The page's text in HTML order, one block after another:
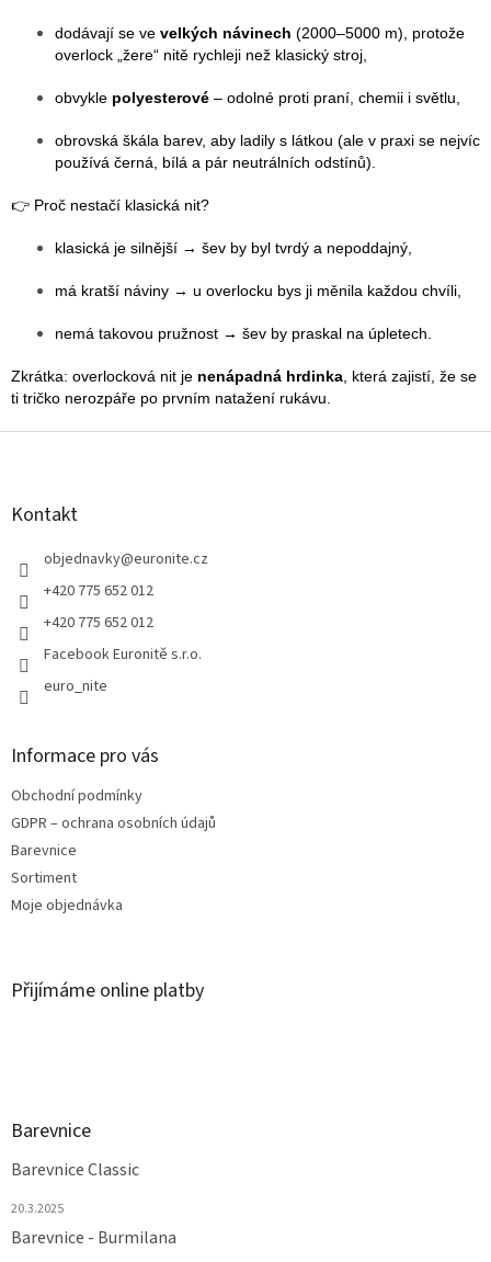
dodávají se ve velkých návinech (2000–5000 m), protože
overlock „žere“ nitě rychleji než klasický stroj,
obvykle polyesterové – odolné proti praní, chemii i světlu,
obrovská škála barev, aby ladily s látkou (ale v praxi se nejvíc
používá černá, bílá a pár neutrálních odstínů).
👉 Proč nestačí klasická nit?
klasická je silnější → šev by byl tvrdý a nepoddajný,
má kratší náviny → u overlocku bys ji měnila každou chvíli,
nemá takovou pružnost → šev by praskal na úpletech.
Zkrátka: overlocková nit je nenápadná hrdinka , která zajistí, že se
ti tričko nerozpáře po prvním natažení rukávu.
Z
Kontakt
objednavky@euronite.cz
+420 775 652 012
+420 775 652 012
Facebook Euronitě s.r.o.
euro_nite
Informace pro vás
Obchodní podmínky
GDPR – ochrana osobních údajů
Barevnice
Sortiment
Moje objednávka
Přijímáme online platby
Barevnice
Barevnice Classic
20.3.2025
Barevnice - Burmilana